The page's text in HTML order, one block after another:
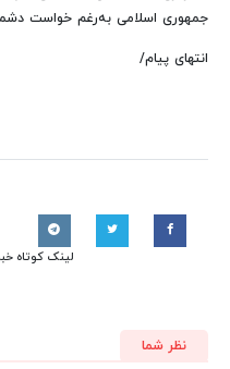
جمهوری اسلامی به‌رغم خواست
انتهای پیام/
لینک کوتاه
نظر شما